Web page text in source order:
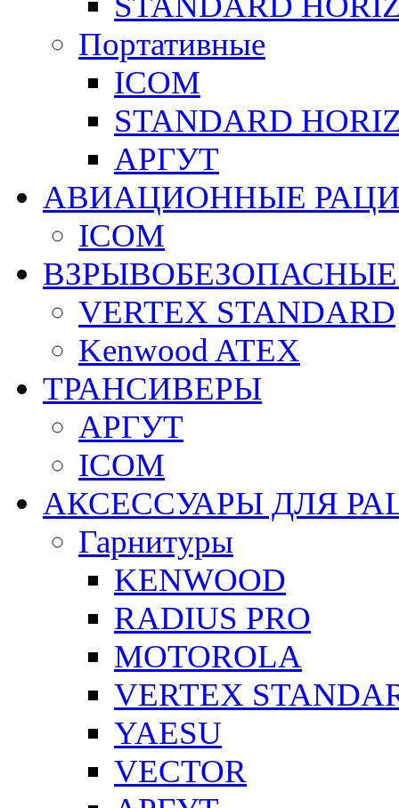
Портативные
ICOM
STANDARD
АРГУТ
АВИАЦИОННЫЕ
ICOM
ВЗРЫВОБЕЗОПАСНЫЕ
VERTEX STANDARD
Kenwood ATEX
ТРАНСИВЕРЫ
АРГУТ
ICOM
АКСЕССУАРЫ ДЛЯ
Гарнитуры
KENWOOD
RADIUS PRO
MOTOROLA
VERTEX
YAESU
VECTOR